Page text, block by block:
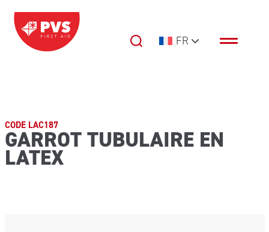
Passer au contenu
Navigation principale FR
CODE LAC187
GARROT TUBULAIRE EN
LATEX